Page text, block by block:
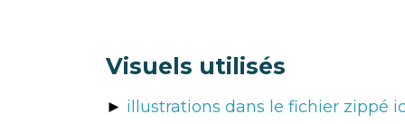
Visuels utilisés
► illustrations dans le fichier zippé